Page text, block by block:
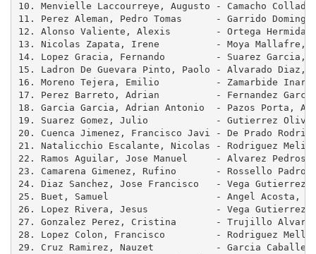
10. Menvielle Laccourreye, Augusto - Camacho
11. Perez Aleman, Pedro Tomas      - Garrido
12. Alonso Valiente, Alexis        - Ortega
13. Nicolas Zapata, Irene          - Moya
14. Lopez Gracia, Fernando         - Suarez
15. Ladron De Guevara Pinto, Paolo - Alvarado
16. Moreno Tejera, Emilio          - Zamarbide
17. Perez Barreto, Adrian          - Fernandez
18. Garcia Garcia, Adrian Antonio  - Pazos Porta,
19. Suarez Gomez, Julio            - Gutierrez
20. Cuenca Jimenez, Francisco Javi - De Prado
21. Natalicchio Escalante, Nicolas - Rodriguez
22. Ramos Aguilar, Jose Manuel     - Alvarez
23. Camarena Gimenez, Rufino       - Rossello
24. Diaz Sanchez, Jose Francisco   - Vega
25. Buet, Samuel                   - Angel Acosta,
26. Lopez Rivera, Jesus            - Vega
27. Gonzalez Perez, Cristina       - Trujillo
28. Lopez Colon, Francisco         - Rodriguez
29. Cruz Ramirez, Nauzet           - Garcia